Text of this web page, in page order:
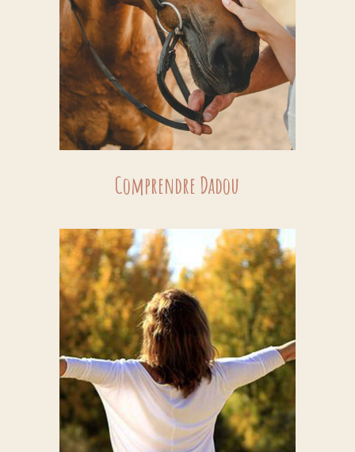
Comprendre Dadou